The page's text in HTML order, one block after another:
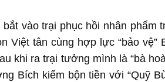
vào trại phục hồi nhân phẩm
Việt tân cùng hợp lực “bảo vệ”
khi ra trại tưởng mình là “bà
Bích kiếm bộn tiền với “Quỹ